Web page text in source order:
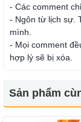
- Các comment
- Ngôn từ lịch sự.
mình.
- Mọi comment
hợp lý sẽ bị xóa.
Sản phẩm